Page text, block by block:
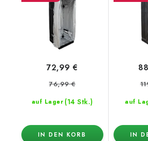
auf Lager (14 Stk.)
72,99 €
76,99 €
IN DEN KORB
auf
IN